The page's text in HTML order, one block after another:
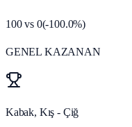
100vs 0(-100.0%)
GENEL KAZANAN
Kabak, Kış - Çiğ